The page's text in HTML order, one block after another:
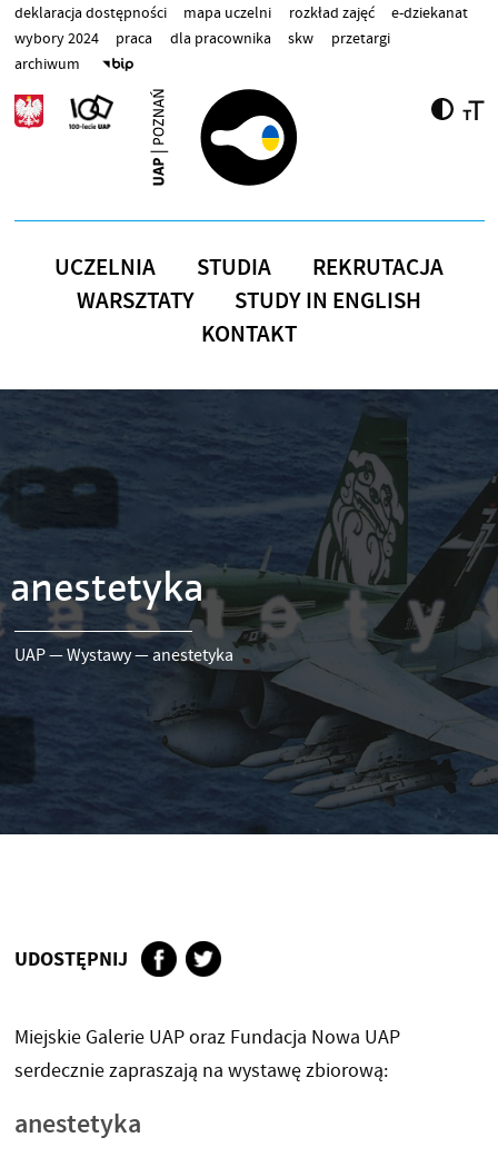
Przejdź do treści
deklaracja dostępności mapa uczelni rozkład zajęć
e-dziekanat
wybory 2024
praca dla pracownika skw
przetargi
archiwum
UCZELNIA STUDIA
REKRUTACJA
WARSZTATY
STUDY IN ENGLISH
KONTAKT
anestetyka
UAP—Wystawy—anestetyka
UDOSTĘPNIJ
Miejskie Galerie UAP oraz Fundacja Nowa UAP
serdecznie zapraszają na wystawę zbiorową:
anestetyka